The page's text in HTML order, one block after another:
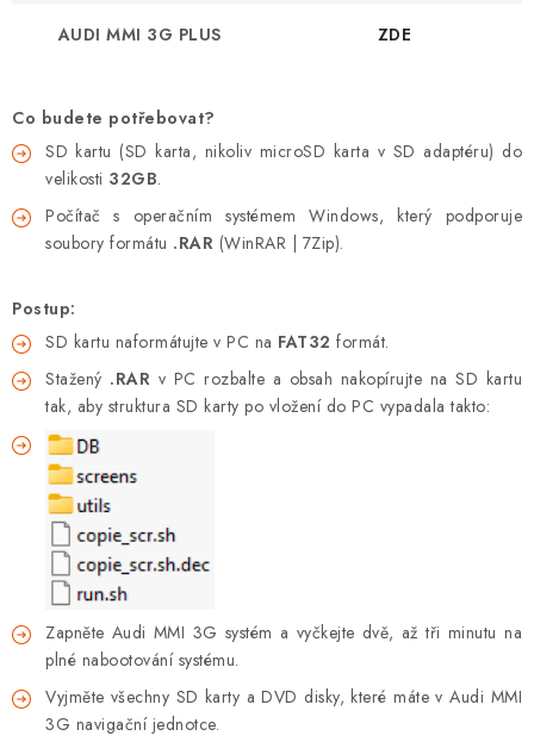
AUDI MMI 3G PLUS ZDE
Co budete potřebovat?
SD kartu (SD karta, nikoliv microSD karta v SD adaptéru) do
velikosti 32GB.
Počítač s operačním systémem Windows, který podporuje
soubory formátu .RAR (WinRAR | 7Zip).
Postup:
SD kartu naformátujte v PC na FAT32 formát.
Stažený .RAR v PC rozbalte a obsah nakopírujte na SD kartu
tak, aby struktura SD karty po vložení do PC vypadala takto:
Zapněte Audi MMI 3G systém a vyčkejte dvě, až tři minutu na
plné nabootování systému.
Vyjměte všechny SD karty a DVD disky, které máte v Audi MMI
3G navigační jednotce.